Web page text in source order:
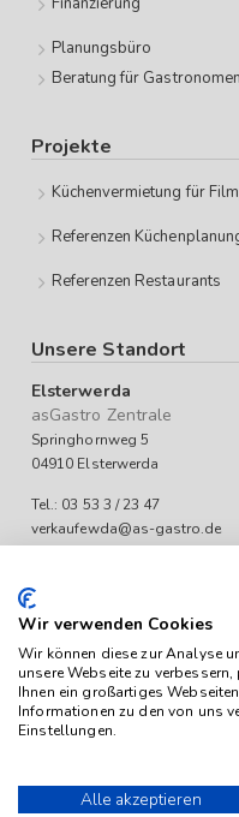
Planungsbüro
Beratung für Gastronomen
Projekte
Küchenvermietung für
Referenzen
Referenzen Restaurants
Unsere Standort
Elsterwerda
asGastro Zentrale
Springhornweg 5
04910 Elsterwerda
Tel.: 03 53 3 / 23 47
verkaufewda@as-gastro.de
Mo-Fr 09:00 bis 17:00 Uhr
Das Angebot von as-Gastro
und verstehen sich netto
Wir verwenden Cookies
Wir können diese zur Analyse
unsere Webseite zu
Ihnen ein großartiges
Informationen zu den von uns
Einstellungen.
Alle akzeptieren